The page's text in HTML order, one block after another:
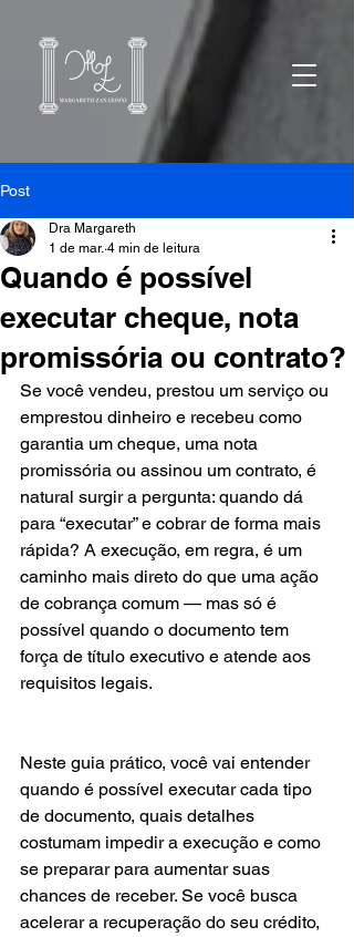
Post
Quando é possível
executar cheque, nota
promissória ou contrato?
Dra Margareth
1 de mar. 4 min de leitura
Se você vendeu, prestou um serviço ou
emprestou dinheiro e recebeu como
garantia um cheque, uma nota
promissória ou assinou um contrato, é
natural surgir a pergunta: quando dá
para “executar” e cobrar de forma mais
rápida? A execução, em regra, é um
caminho mais direto do que uma ação
de cobrança comum — mas só é
possível quando o documento tem
força de título executivo e atende aos
requisitos legais.
Neste guia prático, você vai entender
quando é possível executar cada tipo
de documento, quais detalhes
costumam impedir a execução e como
se preparar para aumentar suas
chances de receber. Se você busca
acelerar a recuperação do seu crédito,